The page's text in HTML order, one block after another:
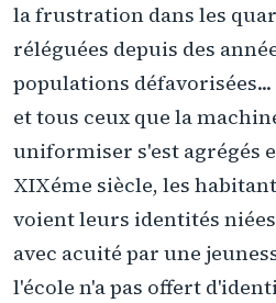
la frustration dans les
réléguées depuis des
populations
et tous ceux que la
uniformiser s'est agrégés
XIXéme siècle, les
voient leurs identités
avec acuité par une
l'école n'a pas offert